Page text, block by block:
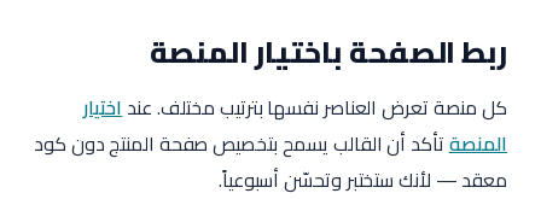
ربط الصفحة باختيار المنصة
كل منصة تعرض العناصر نفسها بترتيب مختلف. عنداختيار
المنصةتأكد أن القالب يسمح بتخصيص صفحة المنتج دون كود
معقد — لأنك ستختبر وتحسّن أسبوعياً.